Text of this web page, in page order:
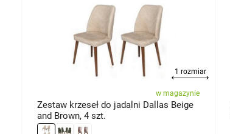
1 rozmiar
w magazynie
Zestaw krzeseł do jadalni Dallas Beige
and Brown, 4 szt.